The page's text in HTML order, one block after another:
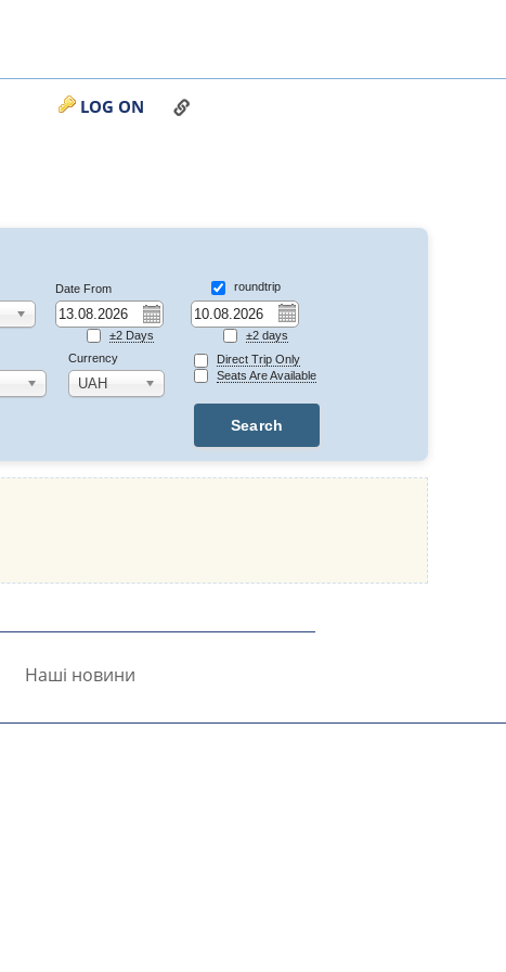
LOG ON
Date From
±2 Days
roundtrip
±2 days
Currency
UAH
Direct Trip Only
Seats Are Available
Наші новини